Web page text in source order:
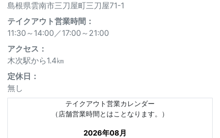
島根県雲南市三刀屋町三刀屋71-1
テイクアウト営業時間：
11:30～14:00 ／17:00～21:00
アクセス：
木次駅から1.4㎞
定休⽇：
無し
テイクアウト営業カレンダー
（店舗営業時間とはことなります。）
2026年08月